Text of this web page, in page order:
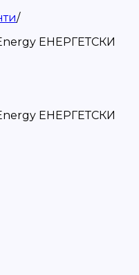
/
ЕНЕРГЕТСКИ
ЕНЕРГЕТСКИ